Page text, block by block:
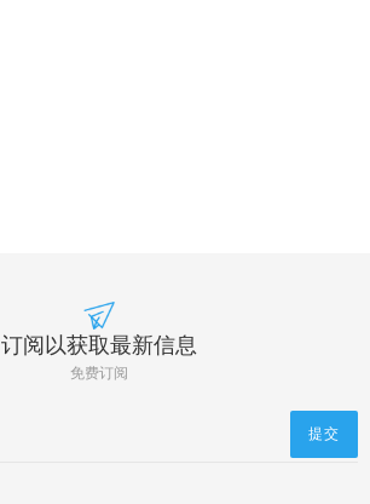
订阅以获取最新信息
免费订阅